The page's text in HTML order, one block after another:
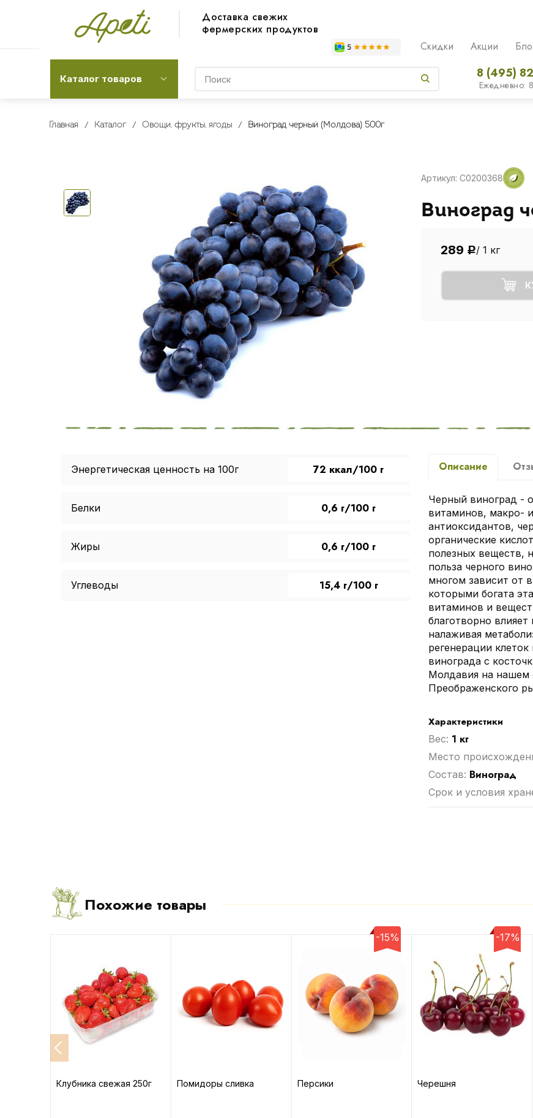
Доставка свежих
фермерских продуктов
Скидки Акции
Каталог товаров 8 (495)
Ежедневно:
Главная Каталог Овощи, фрукты, ягоды Виноград черный (Молдова) 500г
Артикул: C0200368
Виноград
289 Р/ 1 кг
Энергетическая ценность на 100г 72 ккал/100 г
Белки 0,6 г/100 г
Жиры 0,6 г/100 г
Углеводы 15,4 г/100 г
Описание
Черный виноград -
витаминов, макро-
антиоксидантов,
органические
полезных веществ,
польза черного
многом зависит от
которыми богата
витаминов и
благотворно
налаживая
регенерации
винограда с
Молдавия на нашем
Преображенского
Характеристики
Вес: 1 кг
Место
Cостав: Виноград
Срок и условия
Похожие товары
Клубника свежая 250г Помидоры сливка
-15%
Персики
-17%
Черешня